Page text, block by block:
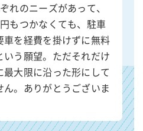
れのニーズがあって、
もつかなくても、駐車
を経費を掛けずに無料
う願望。ただそれだけ
大限に沿った形にして
。ありがとうございま